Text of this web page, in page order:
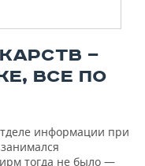
—
ВСЕ ПО
информации при
тогда не было —